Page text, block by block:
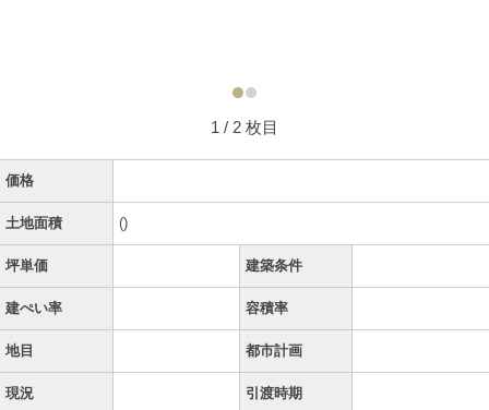
1 / 2 枚目
価格
土地面積 ()
坪単価 建築条件
建ぺい率 容積率
地目 都市計画
現況 引渡時期